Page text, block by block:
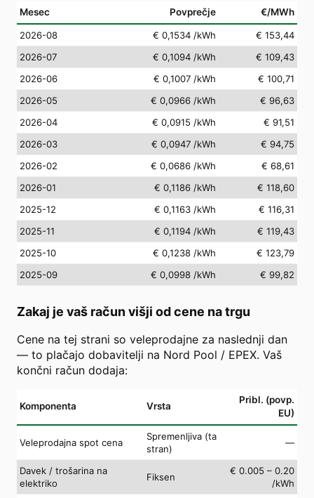
Mesec Povprečje €/MWh
2026-08 € 0,1534 /kWh
€ 153,44
2026-07
€ 0,1094 /kWh
€ 109,43
2026-06
€ 0,1007 /kWh
€ 100,71
2026-05
€ 0,0966 /kWh
€ 96,63
2026-04
€ 0,0915 /kWh
€ 91,51
2026-03
€ 0,0947 /kWh
€ 94,75
2026-02
€ 0,0686 /kWh
€ 68,61
2026-01
€ 0,1186 /kWh
€ 118,60
2025-12
€ 0,1163 /kWh
€ 116,31
2025-11
€ 0,1194 /kWh
€ 119,43
2025-10
€ 0,1238 /kWh
€ 123,79
2025-09
€ 0,0998 /kWh € 99,82
Zakaj je vaš račun višji od cene na trgu
Cene na tej strani so veleprodajne za naslednji dan
— to plačajo dobavitelji na Nord Pool / EPEX. Vaš
končni račun dodaja:
Komponenta Vrsta
Pribl. (povp.
EU)
Veleprodajna spot cena
Spremenljiva (ta
stran)
—
Davek / trošarina na
elektriko
Fiksen
€ 0.005 – 0.20
/kWh